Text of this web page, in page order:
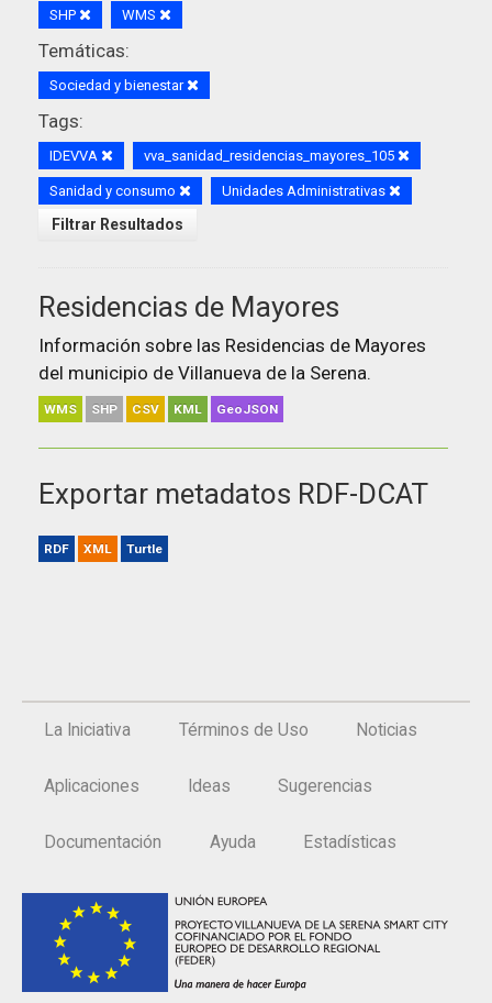
SHP WMS
Temáticas:
Sociedad y bienestar
Tags:
IDEVVA vva_sanidad_residencias_mayores_105
Sanidad y consumo Unidades Administrativas
Filtrar Resultados
Residencias de Mayores
Información sobre las Residencias de Mayores
del municipio de Villanueva de la Serena.
WMS SHP CSV KML GeoJSON
Exportar metadatos RDF-DCAT
RDF XML Turtle
La Iniciativa Términos de Uso Noticias
Aplicaciones Ideas Sugerencias
Documentación Ayuda Estadísticas